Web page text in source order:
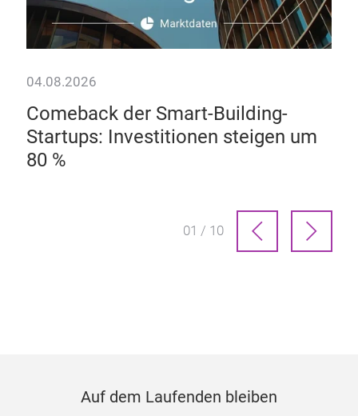
04.08.2026
Comeback der Smart-Building-
Startups: Investitionen steigen um
80 %
01 / 10
Auf dem Laufenden bleiben